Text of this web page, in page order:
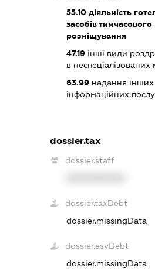
55.10діяльність
засобів тимчасового
розміщування
47.19інші види
в неспеціалізованих
63.99надання інших
інформаційних
dossier.tax
dossier.staff
dossier.taxDebt
dossier.missingData
dossier.esvDebt
dossier.missingData